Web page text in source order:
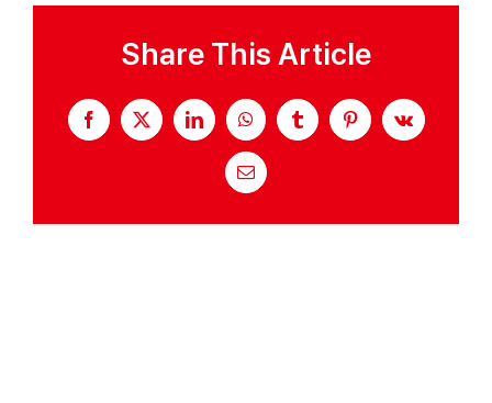
for:
Share This Article
Facebook
X LinkedInWhatsAppTumblrPinterestVk
Email